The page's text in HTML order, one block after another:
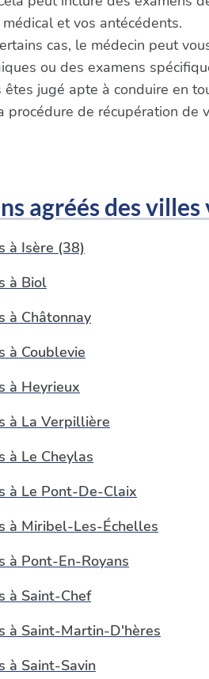
et vos antécédents.
cas, le médecin peut
ou des examens
êtes jugé apte à conduire en
procédure de récupération de
agréés des villes
à Isère (38)
à Biol
à Châtonnay
à Coublevie
à Heyrieux
à La Verpillière
à Le Cheylas
à Le Pont-De-Claix
à Miribel-Les-Échelles
à Pont-En-Royans
à Saint-Chef
à Saint-Martin-D'hères
à Saint-Savin